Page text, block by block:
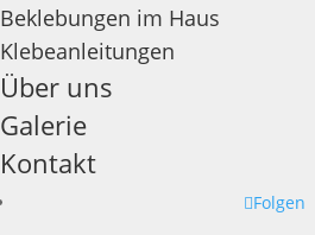
Beklebungen im Haus
Klebeanleitungen
Über uns
Galerie
Kontakt
Folgen